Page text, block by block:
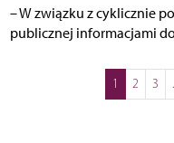
– W związku z cyklicznie
publicznej informacjami
1 2 3